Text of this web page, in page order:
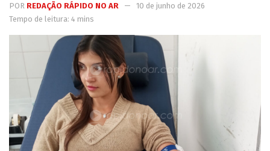
POR REDAÇÃO RÁPIDO NO AR
10 de junho de 2026
Tempo de leitura: 4 mins